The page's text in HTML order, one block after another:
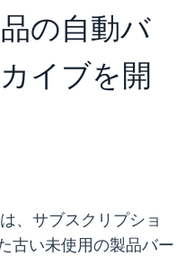
の自動バ
イブを開
、サブスクリプショ
古い未使用の製品バー